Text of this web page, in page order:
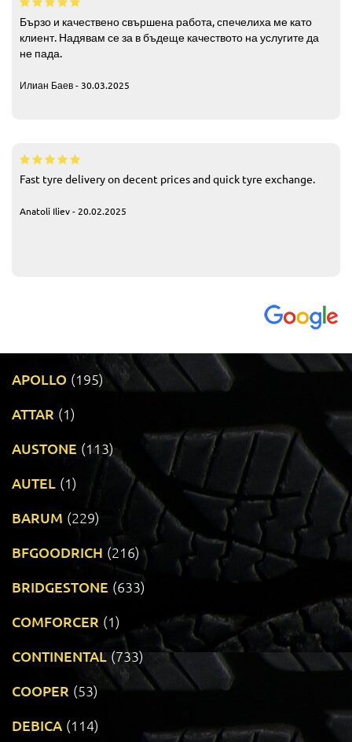
Бързо и качествено свършена работа, спечелиха ме като
клиент. Надявам се за в бъдеще качеството на услугите да
не пада.
Илиан Баев - 30.03.2025
Fast tyre delivery on decent prices and quick tyre exchange.
Anatoli Iliev - 20.02.2025
APOLLO (195)
ATTAR (1)
AUSTONE (113)
AUTEL (1)
BARUM (229)
BFGOODRICH (216)
BRIDGESTONE (633)
COMFORCER (1)
CONTINENTAL (733)
COOPER (53)
DEBICA (114)